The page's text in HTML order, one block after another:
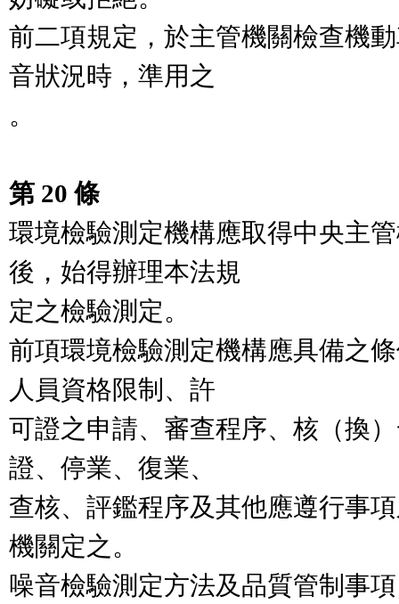
前二項規定，於主管機關檢查機
音狀況時，準用之
。
第 20 條
環境檢驗測定機構應取得中央主
後，始得辦理本法規
定之檢驗測定。
前項環境檢驗測定機構應具備之
人員資格限制、許
可證之申請、審查程序、核（換
證、停業、復業、
查核、評鑑程序及其他應遵行事
機關定之。
噪音檢驗測定方法及品質管制事